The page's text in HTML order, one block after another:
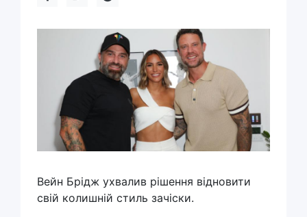
Вейн Брідж ухвалив рішення відновити
свій колишній стиль зачіски.